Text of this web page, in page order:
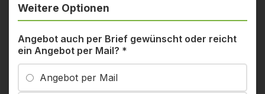
Weitere Optionen
Angebot auch per Brief gewünscht oder reicht
ein Angebot per Mail? *
Angebot per Mail